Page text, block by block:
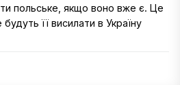
польське, якщо воно вже є. Це
її висилати в Україну